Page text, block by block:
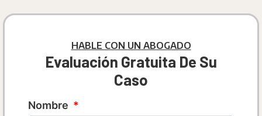
HABLE CON UN ABOGADO
Evaluación Gratuita De Su
Caso
Nombre